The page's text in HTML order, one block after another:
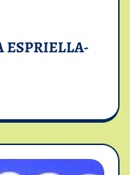
ESPRIELLA-